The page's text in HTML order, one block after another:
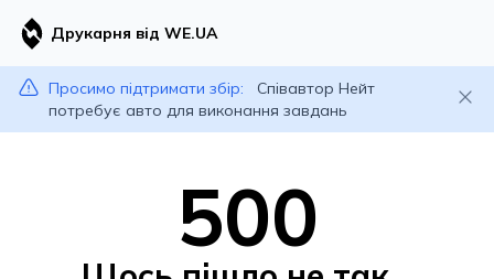
Друкарня від WE.UA
Просимо підтримати збір:
Співавтор Нейт
потребує авто для виконання завдань
500